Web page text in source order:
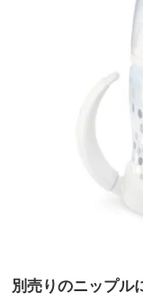
別売りのニップル